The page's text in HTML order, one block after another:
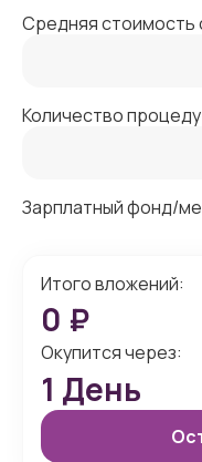
Средняя стоимость
Количество
Зарплатный фонд/
Итого вложений:
0 ₽
Окупится через:
1 День